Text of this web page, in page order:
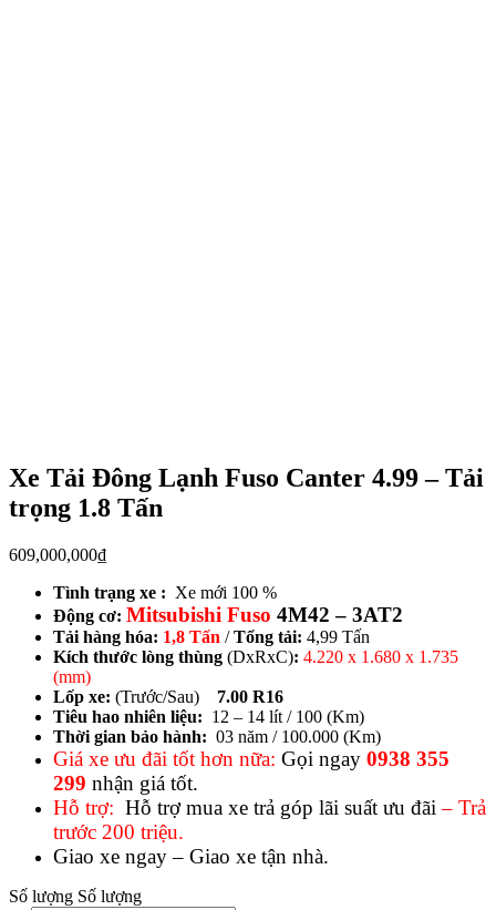
Xe Tải Đông Lạnh Fuso Canter 4.99 – Tải
trọng 1.8 Tấn
609,000,000₫
Tình trạng xe : Xe mới 100 %
Động cơ: Mitsubishi Fuso 4M42 – 3AT2
Tải hàng hóa: 1,8 Tấn /Tổng tải: 4,99 Tấn
Kích thước lòng thùng (DxRxC): 4.220 x 1.680 x 1.735
(mm)
Lốp xe: (Trước/Sau) 7.00 R16
Tiêu hao nhiên liệu: 12 – 14 lít / 100 (Km)
Thời gian bảo hành: 03 năm / 100.000 (Km)
Giá xe ưu đãi tốt hơn nữa: Gọi ngay 0938 355
299 nhận giá tốt.
Hỗ trợ: Hỗ trợ mua xe trả góp lãi suất ưu đãi– Trả
trước 200 triệu.
Giao xe ngay – Giao xe tận nhà.
Số lượng Số lượng